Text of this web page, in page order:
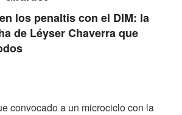
los penaltis con el DIM: la
de Léyser Chaverra que
convocado a un microciclo con la